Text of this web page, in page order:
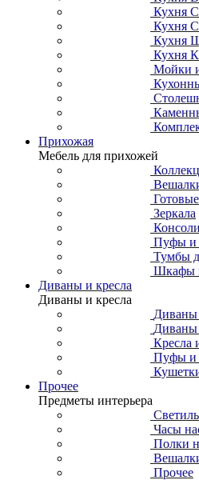
Кухня
Кухня
Кухня
Кухня
Мойки
Прихожая
Мебель для прихожей
Зеркала
Консоли
Пуфы и
Тумбы
Шкафы
Диваны и кресла
Диваны и кресла
Диваны
Кресла
Пуфы и
Прочее
Предметы интерьера
Часы
Полки
Прочее